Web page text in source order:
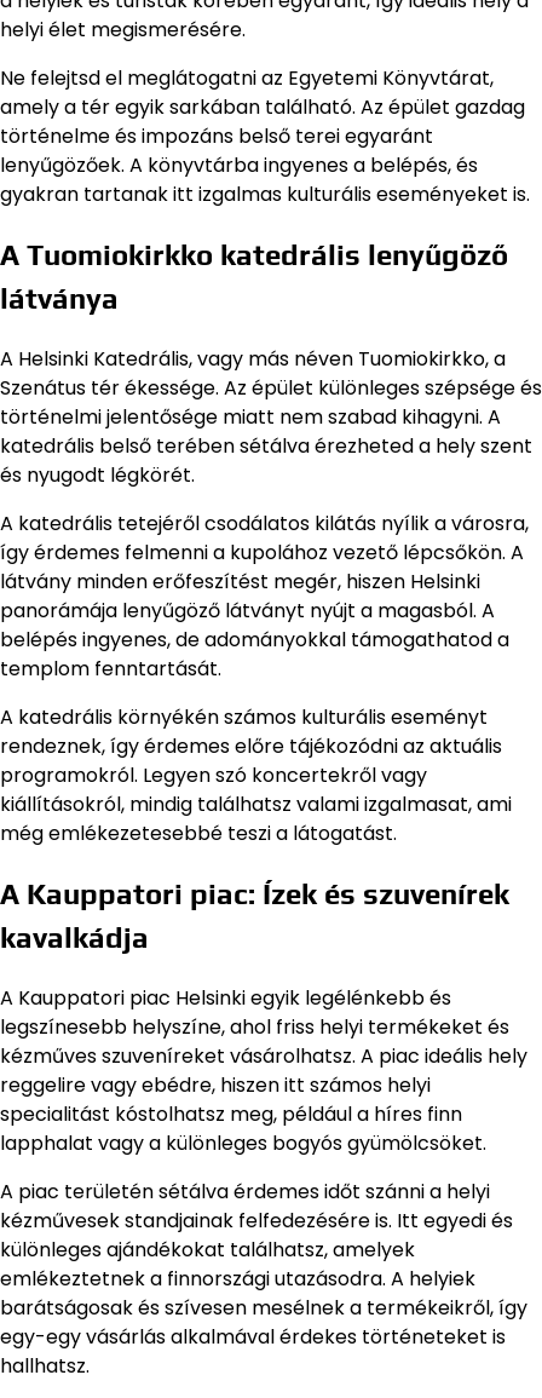
helyi élet megismerésére.
Ne felejtsd el meglátogatni az Egyetemi Könyvtárat,
amely a tér egyik sarkában található. Az épület gazdag
történelme és impozáns belső terei egyaránt
lenyűgözőek. A könyvtárba ingyenes a belépés, és
gyakran tartanak itt izgalmas kulturális eseményeket is.
A Tuomiokirkko katedrális lenyűgöző
látványa
A Helsinki Katedrális, vagy más néven Tuomiokirkko, a
Szenátus tér ékessége. Az épület különleges szépsége és
történelmi jelentősége miatt nem szabad kihagyni. A
katedrális belső terében sétálva érezheted a hely szent
és nyugodt légkörét.
A katedrális tetejéről csodálatos kilátás nyílik a városra,
így érdemes felmenni a kupolához vezető lépcsőkön. A
látvány minden erőfeszítést megér, hiszen Helsinki
panorámája lenyűgöző látványt nyújt a magasból. A
belépés ingyenes, de adományokkal támogathatod a
templom fenntartását.
A katedrális környékén számos kulturális eseményt
rendeznek, így érdemes előre tájékozódni az aktuális
programokról. Legyen szó koncertekről vagy
kiállításokról, mindig találhatsz valami izgalmasat, ami
még emlékezetesebbé teszi a látogatást.
A Kauppatori piac: Ízek és szuvenírek
kavalkádja
A Kauppatori piac Helsinki egyik legélénkebb és
legszínesebb helyszíne, ahol friss helyi termékeket és
kézműves szuveníreket vásárolhatsz. A piac ideális hely
reggelire vagy ebédre, hiszen itt számos helyi
specialitást kóstolhatsz meg, például a híres finn
lapphalat vagy a különleges bogyós gyümölcsöket.
A piac területén sétálva érdemes időt szánni a helyi
kézművesek standjainak felfedezésére is. Itt egyedi és
különleges ajándékokat találhatsz, amelyek
emlékeztetnek a finnországi utazásodra. A helyiek
barátságosak és szívesen mesélnek a termékeikről, így
egy-egy vásárlás alkalmával érdekes történeteket is
hallhatsz.